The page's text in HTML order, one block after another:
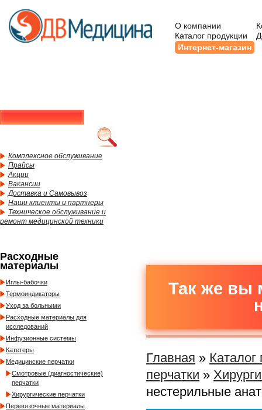
О компании
Каталог продукции
Интернет-магазин
Комплексное обслуживание
Прайсы
Акции
Вакансии
Доставка и Самовывоз
Наши клиенты и партнеры
Техническое обслуживание и
ремонт медицинской техники
Расходные
материалы
Иглы-бабочки
Термоиндикаторы
Уход за больными
Расходные материалы для
исследований
Инфузионные системы
Катетеры
Медицинские перчатки
Смотровые (диагностические)
перчатки
Хирургические перчатки
Перевязочные материалы
Так же вы
Главная » Каталог
перчатки »
нестерильные